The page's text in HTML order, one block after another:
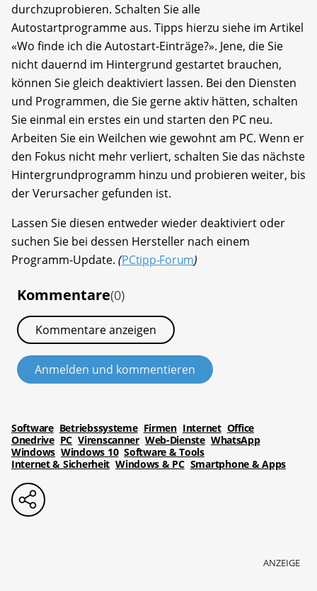
durchzuprobieren. Schalten Sie alle
Autostartprogramme aus. Tipps hierzu siehe im Artikel
«Wo finde ich die Autostart-Einträge?». Jene, die Sie
nicht dauernd im Hintergrund gestartet brauchen,
können Sie gleich deaktiviert lassen. Bei den Diensten
und Programmen, die Sie gerne aktiv hätten, schalten
Sie einmal ein erstes ein und starten den PC neu.
Arbeiten Sie ein Weilchen wie gewohnt am PC. Wenn er
den Fokus nicht mehr verliert, schalten Sie das nächste
Hintergrundprogramm hinzu und probieren weiter, bis
der Verursacher gefunden ist.
Lassen Sie diesen entweder wieder deaktiviert oder
suchen Sie bei dessen Hersteller nach einem
Programm-Update. (PCtipp-Forum)
Kommentare(0)
Kommentare anzeigen
Anmelden und kommentieren
Software Betriebssysteme Firmen Internet Office
Onedrive PC Virenscanner Web-Dienste WhatsApp
Windows Windows 10 Software & Tools
Internet & Sicherheit Windows & PC Smartphone & Apps
ANZEIGE